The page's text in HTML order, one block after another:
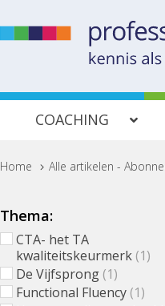
COACHING
Home > Alle artikelen -
Thema:
CTA- het TA
kwaliteitskeurmerk (1)
De Vijfsprong (1)
Functional Fluency (1)